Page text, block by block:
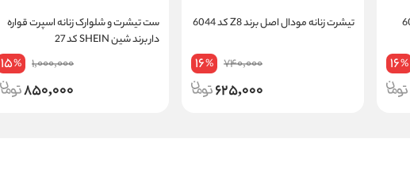
16%
تیشرت زنانه مودال اصل برند Z8 کد 6044
740,000
16%
625,000
ست تیشرت و شلوارک زنانه اسپرت قواره
دار برند شین SHEIN کد 27
1,000,000
15%
850,000